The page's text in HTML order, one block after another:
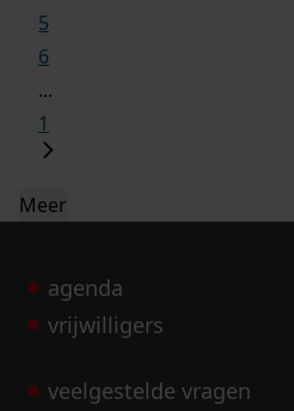
5
6
...
1
Meer
agenda
vrijwilligers
veelgestelde vragen